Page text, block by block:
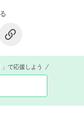
で応援しよう